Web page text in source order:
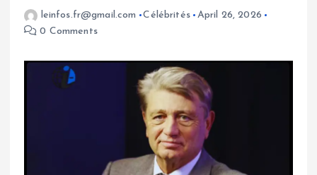
leinfos.fr@gmail.com Célébrités
April 26, 2026
0 Comments